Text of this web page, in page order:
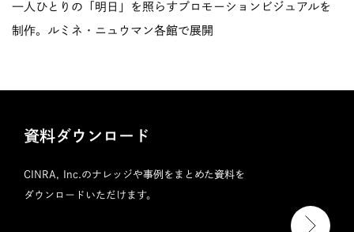
一人ひとりの「明日」を照らすプロモーションビジュアルを
制作。ルミネ・ニュウマン各館で展開
資料ダウンロード
CINRA, Inc.のナレッジや事例をまとめた資料を
ダウンロードいただけます。